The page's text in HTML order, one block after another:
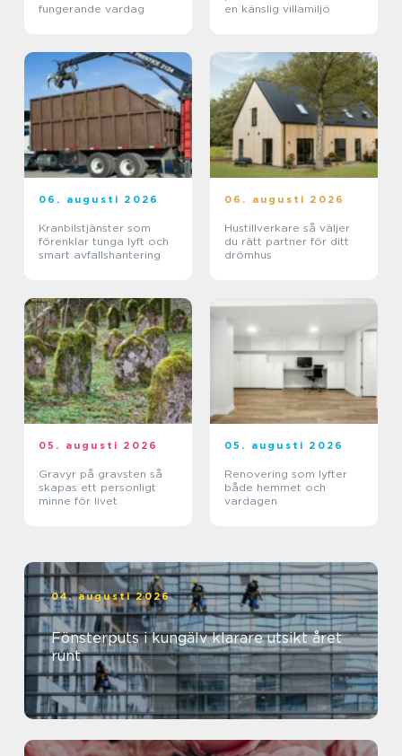
fungerande vardag
en känslig villamiljö
06. augusti 2026
Kranbilstjänster som
förenklar tunga lyft och
smart avfallshantering
06. augusti 2026
Hustillverkare så väljer
du rätt partner för ditt
drömhus
05. augusti 2026
Gravyr på gravsten så
skapas ett personligt
minne för livet
05. augusti 2026
Renovering som lyfter
både hemmet och
vardagen
04. augusti 2026
Fönsterputs i kungälv klarare utsikt året
runt